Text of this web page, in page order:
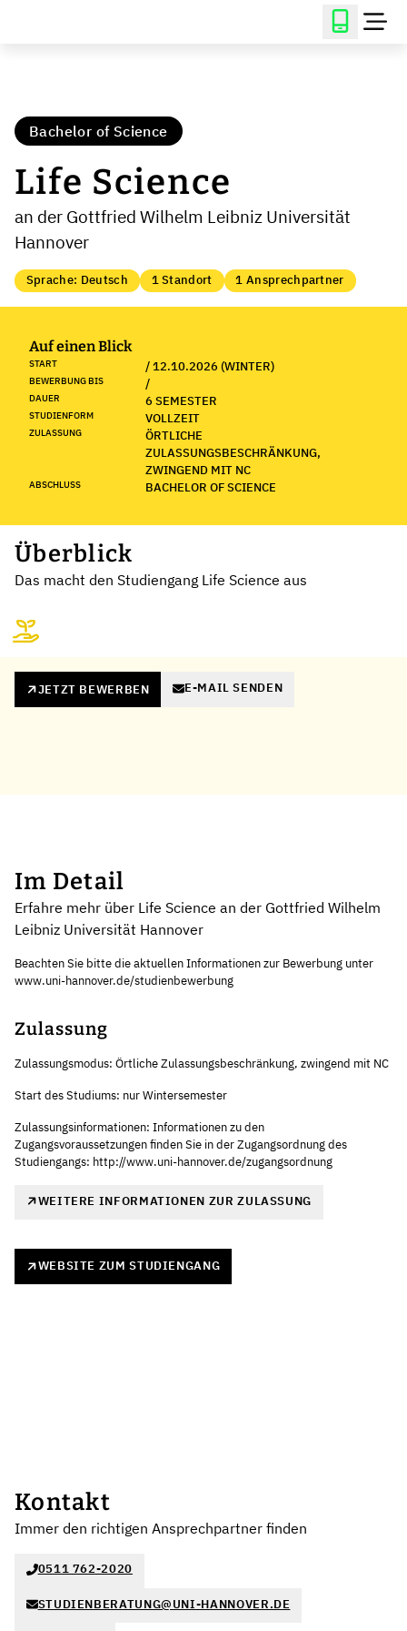
Bachelor of Science
Life Science
an der Gottfried Wilhelm Leibniz Universität
Hannover
Sprache: Deutsch 1 Standort 1 Ansprechpartner
Auf einen Blick
START / 12.10.2026 (WINTER)
BEWERBUNG BIS /
DAUER 6 SEMESTER
STUDIENFORM VOLLZEIT
ZULASSUNG
ÖRTLICHE
ZULASSUNGSBESCHRÄNKUNG,
ZWINGEND MIT NC
ABSCHLUSS BACHELOR OF SCIENCE
Überblick
Das macht den Studiengang Life Science aus
JETZT BEWERBEN E-MAIL SENDEN
Im Detail
Erfahre mehr über Life Science an der Gottfried Wilhelm
Leibniz Universität Hannover
Beachten Sie bitte die aktuellen Informationen zur Bewerbung unter
www.uni-hannover.de/studienbewerbung
Zulassung
Zulassungsmodus: Örtliche Zulassungsbeschränkung, zwingend mit NC
Start des Studiums: nur Wintersemester
Zulassungsinformationen: Informationen zu den
Zugangsvoraussetzungen finden Sie in der Zugangsordnung des
Studiengangs: http://www.uni-hannover.de/zugangsordnung
WEITERE INFORMATIONEN ZUR ZULASSUNG
WEBSITE ZUM STUDIENGANG
Kontakt
Immer den richtigen Ansprechpartner finden
0511 762-2020
STUDIENBERATUNG@UNI-HANNOVER.DE